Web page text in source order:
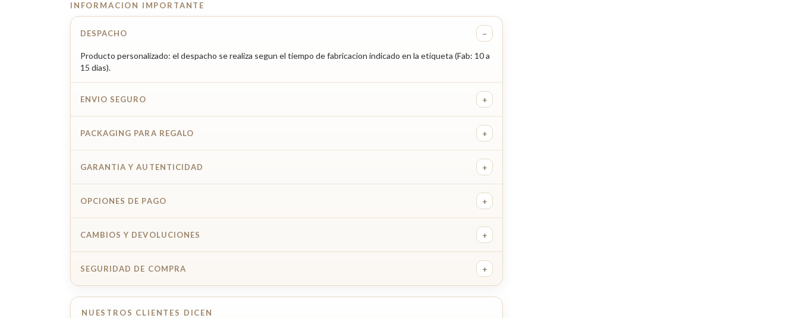
INFORMACION IMPORTANTE
DESPACHO −
Producto personalizado: el despacho se realiza segun el tiempo de fabricacion indicado en la etiqueta (Fab: 10 a
15 dias).
ENVIO SEGURO +
PACKAGING PARA REGALO +
GARANTIA Y AUTENTICIDAD +
OPCIONES DE PAGO +
CAMBIOS Y DEVOLUCIONES +
SEGURIDAD DE COMPRA +
NUESTROS CLIENTES DICEN